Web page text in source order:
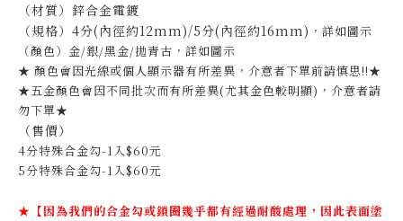
（材質）鋅合金電鍍
（規格）4分(內徑約12mm)/5分(內徑約16mm) ，詳如圖示
（顏色）金/銀/黑金/拋青古，詳如圖示
★ 顏色會因光線或個人顯示器有所差異，介意者下單前請慎思!!★
★五金顏色會因不同批次而有所差異(尤其金色較明顯)，介意者請
勿下單★
（售價）
4分特殊合金勾-1入$60元
5分特殊合金勾-1入$60元
★【因為我們的合金勾或鎖圈幾乎都有經過耐酸處理，因此表面塗